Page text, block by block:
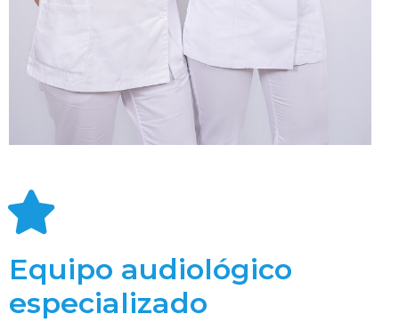
Equipo audiológico
especializado